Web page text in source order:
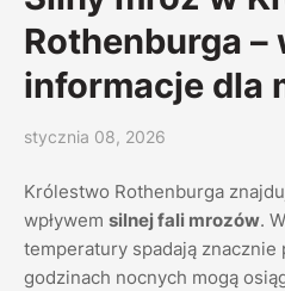
Rothenburga –
informacje dla
stycznia 08, 2026
Królestwo Rothenburga
wpływem silnej fali mrozów.
temperatury spadają znacznie
godzinach nocnych mogą